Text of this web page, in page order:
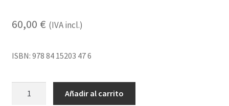
60,00 € (IVA incl.)
ISBN: 978 84 15203 47 6
Añadir al carrito